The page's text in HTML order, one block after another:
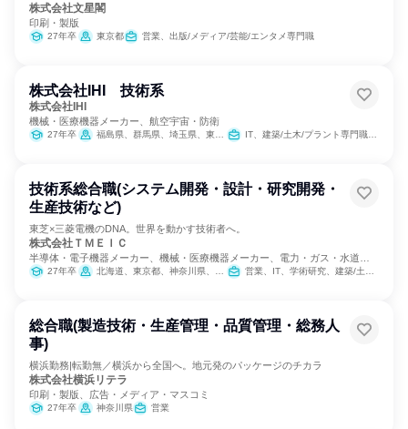
株式会社文星閣
印刷・製版
27年卒 東京都 営業、出版/メディア/芸能/エンタメ専門職
株式会社IHI 技術系
株式会社IHI
機械・医療機器メーカー、航空宇宙・防衛
27年卒 福島県、群馬県、埼玉県、東京都、神奈川県、兵庫県、広島県 IT、建築/土木/プラント専門職、製造・生産工程
技術系総合職(システム開発・設計・研究開発・
生産技術など)
東芝×三菱電機のDNA。世界を動かす技術者へ。
株式会社ＴＭＥＩＣ
半導体・電子機器メーカー、機械・医療機器メーカー、電力・ガス・水道・
エネルギー
27年卒 北海道、東京都、神奈川県、愛知県、兵庫県、長崎県 営業、IT、学術研究、建築/土木/プラント専門職、製造・生産工程
総合職(製造技術・生産管理・品質管理・総務人
事)
横浜勤務|転勤無／横浜から全国へ。地元発のパッケージのチカラ
株式会社横浜リテラ
印刷・製版、広告・メディア・マスコミ
27年卒 神奈川県 営業